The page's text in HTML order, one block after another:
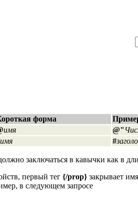
форма
имя @"
имя #
заключаться в кавычки как в
первый тег {/prop} закрывает
в следующем запросе